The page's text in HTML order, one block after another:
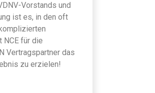
Vorstands und
ist es, in den oft
NCE für die
Vertragspartner das
zu erzielen!